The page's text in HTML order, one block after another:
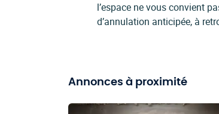
l’espace ne vous convient
d’annulation anticipée, à
Annonces à proximité